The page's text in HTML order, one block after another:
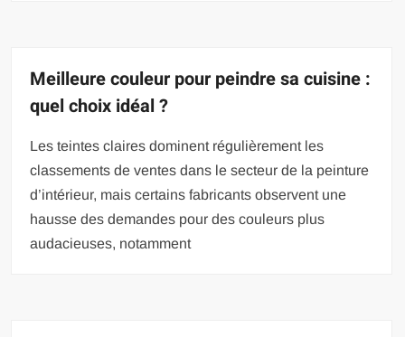
Meilleure couleur pour peindre sa cuisine :
quel choix idéal ?
Les teintes claires dominent régulièrement les
classements de ventes dans le secteur de la peinture
d’intérieur, mais certains fabricants observent une
hausse des demandes pour des couleurs plus
audacieuses, notamment